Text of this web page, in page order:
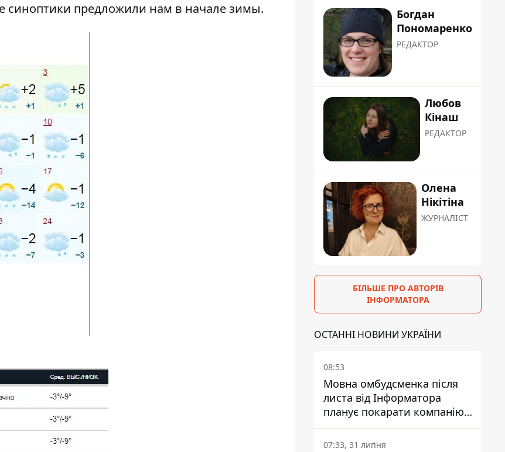
синоптики предложили нам в начале зимы.
Богдан
Пономаренко
РЕДАКТОР
Любов
Кінаш
РЕДАКТОР
Олена
Нікітіна
ЖУРНАЛІСТ
БІЛЬШЕ ПРО АВТОРІВ
ІНФОРМАТОРА
ОСТАННІ НОВИНИ УКРАЇНИ
08:53
Мовна омбудсменка після
листа від Інформатора
планує покарати компанію-
підрядника ПриватБанку
07:33, 31 липня